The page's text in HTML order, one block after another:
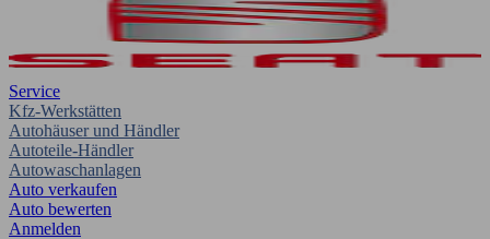
Service
Kfz-Werkstätten
Autohäuser und Händler
Autoteile-Händler
Autowaschanlagen
Auto verkaufen
Auto bewerten
Anmelden